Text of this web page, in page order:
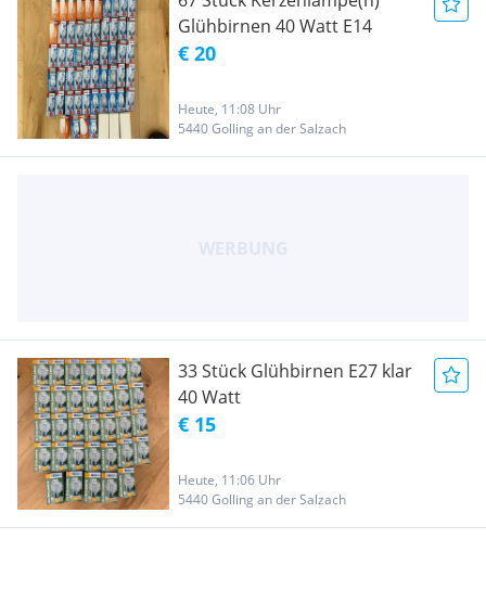
Glühbirnen 40 Watt E14
€ 20
Heute, 11:08 Uhr
5440 Golling an der Salzach
33 Stück Glühbirnen E27 klar
40 Watt
€ 15
Heute, 11:06 Uhr
5440 Golling an der Salzach